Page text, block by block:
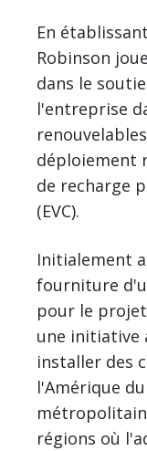
En
Robinson
dans le
l'entreprise
déploiement
de recharge
(EVC).
Initialement
fourniture
pour le
une initiative
installer des
l'Amérique
régions où